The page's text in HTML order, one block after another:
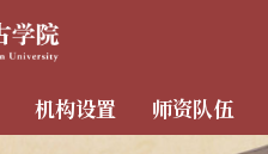
机构设置 师资队伍